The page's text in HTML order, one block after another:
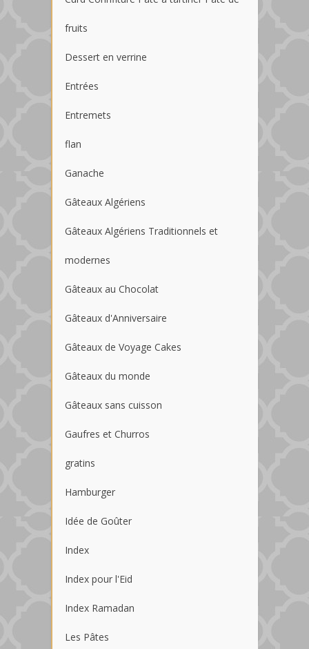
fruits
Dessert en verrine
Entrées
Entremets
flan
Ganache
Gâteaux Algériens
Gâteaux Algériens Traditionnels et
modernes
Gâteaux au Chocolat
Gâteaux d'Anniversaire
Gâteaux de Voyage Cakes
Gâteaux du monde
Gâteaux sans cuisson
Gaufres et Churros
gratins
Hamburger
Idée de Goûter
Index
Index pour l'Eid
Index Ramadan
Les Pâtes